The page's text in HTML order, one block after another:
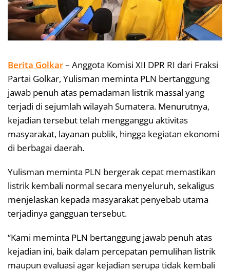
Berita Golkar– Anggota Komisi XII DPR RI dari Fraksi
Partai Golkar, Yulisman meminta PLN bertanggung
jawab penuh atas pemadaman listrik massal yang
terjadi di sejumlah wilayah Sumatera. Menurutnya,
kejadian tersebut telah mengganggu aktivitas
masyarakat, layanan publik, hingga kegiatan ekonomi
di berbagai daerah.
Yulisman meminta PLN bergerak cepat memastikan
listrik kembali normal secara menyeluruh, sekaligus
menjelaskan kepada masyarakat penyebab utama
terjadinya gangguan tersebut.
“Kami meminta PLN bertanggung jawab penuh atas
kejadian ini, baik dalam percepatan pemulihan listrik
maupun evaluasi agar kejadian serupa tidak kembali